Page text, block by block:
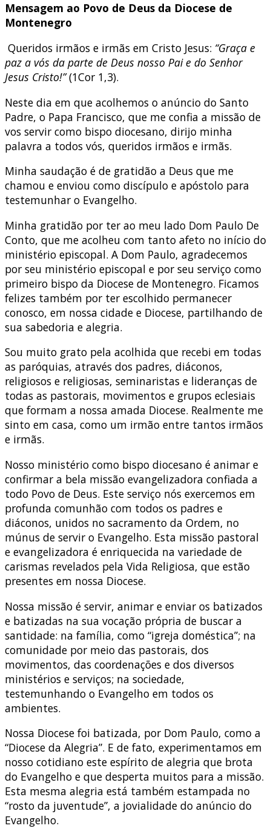
Mensagem ao Povo de Deus da Diocese de
Montenegro
Queridos irmãos e irmãs em Cristo Jesus: “Graça e
paz a vós da parte de Deus nosso Pai e do Senhor
Jesus Cristo!”(1Cor 1,3).
Neste dia em que acolhemos o anúncio do Santo
Padre, o Papa Francisco, que me confia a missão de
vos servir como bispo diocesano, dirijo minha
palavra a todos vós, queridos irmãos e irmãs.
Minha saudação é de gratidão a Deus que me
chamou e enviou como discípulo e apóstolo para
testemunhar o Evangelho.
Minha gratidão por ter ao meu lado Dom Paulo De
Conto, que me acolheu com tanto afeto no início do
ministério episcopal. A Dom Paulo, agradecemos
por seu ministério episcopal e por seu serviço como
primeiro bispo da Diocese de Montenegro. Ficamos
felizes também por ter escolhido permanecer
conosco, em nossa cidade e Diocese, partilhando de
sua sabedoria e alegria.
Sou muito grato pela acolhida que recebi em todas
as paróquias, através dos padres, diáconos,
religiosos e religiosas, seminaristas e lideranças de
todas as pastorais, movimentos e grupos eclesiais
que formam a nossa amada Diocese. Realmente me
sinto em casa, como um irmão entre tantos irmãos
e irmãs.
Nosso ministério como bispo diocesano é animar e
confirmar a bela missão evangelizadora confiada a
todo Povo de Deus. Este serviço nós exercemos em
profunda comunhão com todos os padres e
diáconos, unidos no sacramento da Ordem, no
múnus de servir o Evangelho. Esta missão pastoral
e evangelizadora é enriquecida na variedade de
carismas revelados pela Vida Religiosa, que estão
presentes em nossa Diocese.
Nossa missão é servir, animar e enviar os batizados
e batizadas na sua vocação própria de buscar a
santidade: na família, como “igreja doméstica”; na
comunidade por meio das pastorais, dos
movimentos, das coordenações e dos diversos
ministérios e serviços; na sociedade,
testemunhando o Evangelho em todos os
ambientes.
Nossa Diocese foi batizada, por Dom Paulo, como a
“Diocese da Alegria”. E de fato, experimentamos em
nosso cotidiano este espírito de alegria que brota
do Evangelho e que desperta muitos para a missão.
Esta mesma alegria está também estampada no
“rosto da juventude”, a jovialidade do anúncio do
Evangelho.